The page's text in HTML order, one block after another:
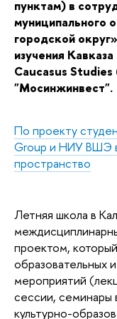
пунктам) в
муниципального
городской
изучения
Caucasus
"Мосинжинвест".
По проекту
Group и НИУ ВШЭ в
пространство
Летняя школа в
проектом,
образовательных
мероприятий
сессии, семинары
культурно-